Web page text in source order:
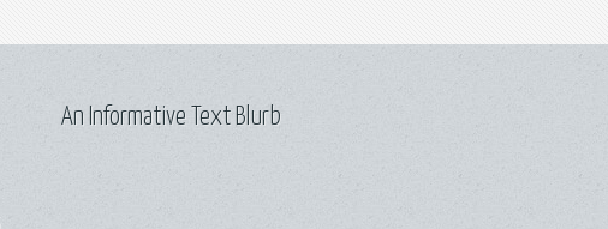
An Informative Text Blurb